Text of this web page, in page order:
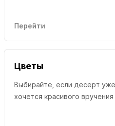
Перейти
Цветы
Выбирайте, если десерт
хочется красивого